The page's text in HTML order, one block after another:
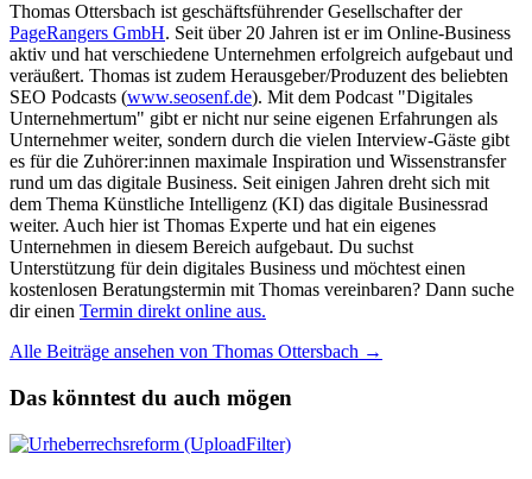
Thomas Ottersbach ist geschäftsführender Gesellschafter der
PageRangers GmbH. Seit über 20 Jahren ist er im Online-Business
aktiv und hat verschiedene Unternehmen erfolgreich aufgebaut und
veräußert. Thomas ist zudem Herausgeber/Produzent des beliebten
SEO Podcasts (www.seosenf.de). Mit dem Podcast "Digitales
Unternehmertum" gibt er nicht nur seine eigenen Erfahrungen als
Unternehmer weiter, sondern durch die vielen Interview-Gäste gibt
es für die Zuhörer:innen maximale Inspiration und Wissenstransfer
rund um das digitale Business. Seit einigen Jahren dreht sich mit
dem Thema Künstliche Intelligenz (KI) das digitale Businessrad
weiter. Auch hier ist Thomas Experte und hat ein eigenes
Unternehmen in diesem Bereich aufgebaut. Du suchst
Unterstützung für dein digitales Business und möchtest einen
kostenlosen Beratungstermin mit Thomas vereinbaren? Dann suche
dir einen Termin direkt online aus.
Alle Beiträge ansehen von Thomas Ottersbach →
Das könntest du auch mögen